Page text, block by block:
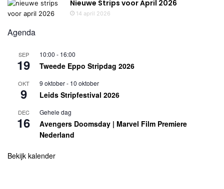
Nieuwe Strips voor April 2026
14 april 2026
Agenda
SEP
19
10:00 - 16:00
Tweede Eppo Stripdag 2026
OKT
9
9 oktober- 10 oktober
Leids Stripfestival 2026
DEC
16
Gehele dag
Avengers Doomsday | Marvel Film Premiere
Nederland
Bekijk kalender